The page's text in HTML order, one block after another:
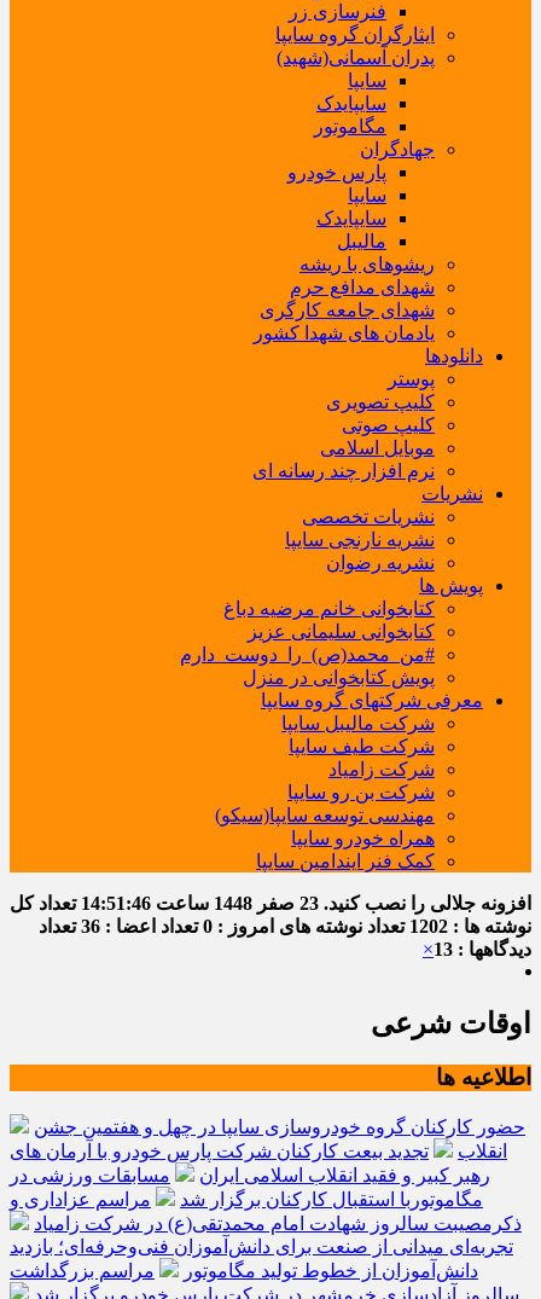
فنرسازی زر
ایثارگران گروه سایپا
پدران آسمانی(شهید)
سایپا
سایپایدک
مگاموتور
جهادگران
پارس خودرو
سایپا
سایپایدک
مالیبل
ریشوهای با ریشه
شهدای مدافع حرم
شهدای جامعه کارگری
یادمان های شهدا کشور
دانلودها
پوستر
کلیپ تصویری
کلیپ صوتی
موبایل اسلامی
نرم افزار چند رسانه ای
نشریات
نشریات تخصصی
نشریه نارنجی سایپا
نشریه رضوان
پویش ها
کتابخوانی خانم مرضیه دباغ
کتابخوانی سلیمانی عزیز
#من_محمد(ص)_را_دوست_دارم
پویش کتابخوانی در منزل
معرفی شرکتهای گروه سایپا
شرکت مالیبل سایپا
شرکت طیف سایپا
شرکت زامیاد
شرکت بن رو سایپا
مهندسی توسعه سایپا(سیکو)
همراه خودرو سایپا
کمک فنر ایندامین سایپا
افزونه جلالی را نصب کنید. 23 صفر 1448 ساعت 14:51:47 تعداد کل
نوشته ها : 1202
تعداد نوشته های امروز : 0 تعداد اعضا : 36
تعداد
دیدگاهها : 13
×
اوقات شرعی
اطلاعیه ها
حضور کارکنان گروه خودروسازی سایپا در چهل و هفتمین جشن
انقلاب
تجدید بیعت کارکنان شرکت پارس خودرو با آرمان های
رهبر کبیر و فقید انقلاب اسلامی ایران
مسابقات ورزشی در
مگاموتوربا استقبال کارکنان برگزار شد
مراسم عزاداری و
ذکرمصیبت سالروز شهادت امام محمدتقی(ع) در شرکت زامیاد
تجربه‌ای میدانی از صنعت برای دانش‌آموزان فنی‌وحرفه‌ای؛ بازدید
دانش‌آموزان از خطوط تولید مگاموتور
مراسم بزرگداشت
سالروز آزادسازی خرمشهر در شرکت پارس خودرو برگزار شد